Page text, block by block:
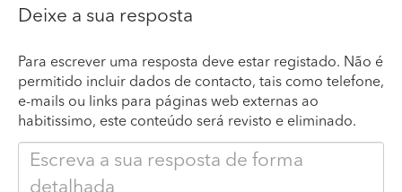
Deixe a sua resposta
Para escrever uma resposta deve estar registado. Não é
permitido incluir dados de contacto, tais como telefone,
e-mails ou links para páginas web externas ao
habitissimo, este conteúdo será revisto e eliminado.